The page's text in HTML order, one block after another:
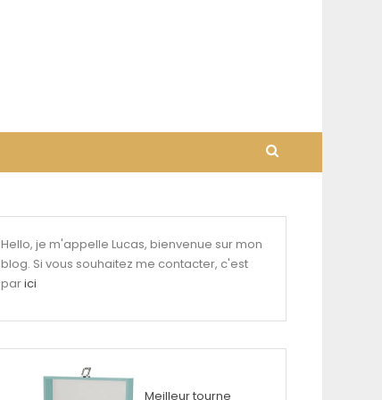
Hello, je m'appelle Lucas, bienvenue sur mon
blog. Si vous souhaitez me contacter, c'est
parici
Meilleur tourne